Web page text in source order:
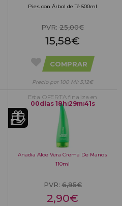
Pies con Árbol de Té 500ml
PVR: 25,00€
15,58€
COMPRAR
Precio por 100 Ml: 3,12€
Esta OFERTA finaliza en
00días 18h:29m:40s
Anadia Aloe Vera Crema De Manos
110ml
PVR:6,95€
2,90€